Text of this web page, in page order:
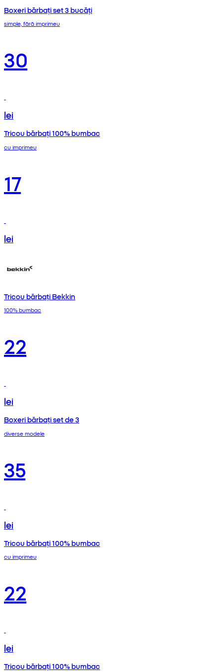
Boxeri bărbați set 3 bucăți
simple, fără imprimeu
30
lei
Tricou bărbați 100% bumbac
cu imprimeu
17
lei
Tricou bărbați Bekkin
100% bumbac
22
lei
Boxeri bărbați set de 3
diverse modele
35
lei
Tricou bărbați 100% bumbac
cu imprimeu
22
lei
Tricou bărbați 100% bumbac